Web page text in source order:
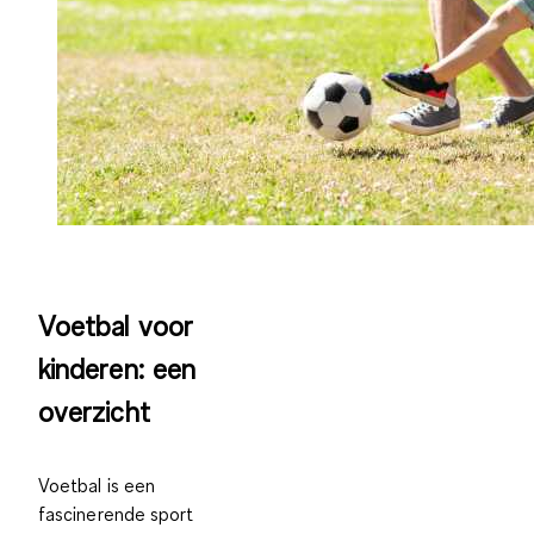
Voetbal voor
kinderen: een
overzicht
Voetbal is een
fascinerende sport